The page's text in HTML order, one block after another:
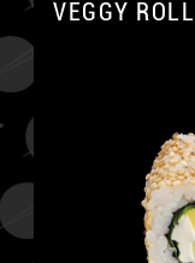
VEGGY ROLL